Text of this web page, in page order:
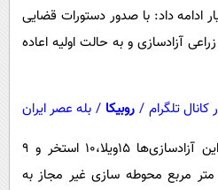
اجتماعی
حیات وحش
ادامه داد: با صدور دستورات قضایی
زراعی آزادسازی و به حالت اولیه اعاده
تلگرام / روبیکا / بله عصر ایران
حمید عسگری پور افزود: در این آزادسازی‌ها ۱۵ویلا،۱۰ استخر و ۹
تخریب شدند و ۲هزار متر مربع محوطه سازی غیر مجاز به